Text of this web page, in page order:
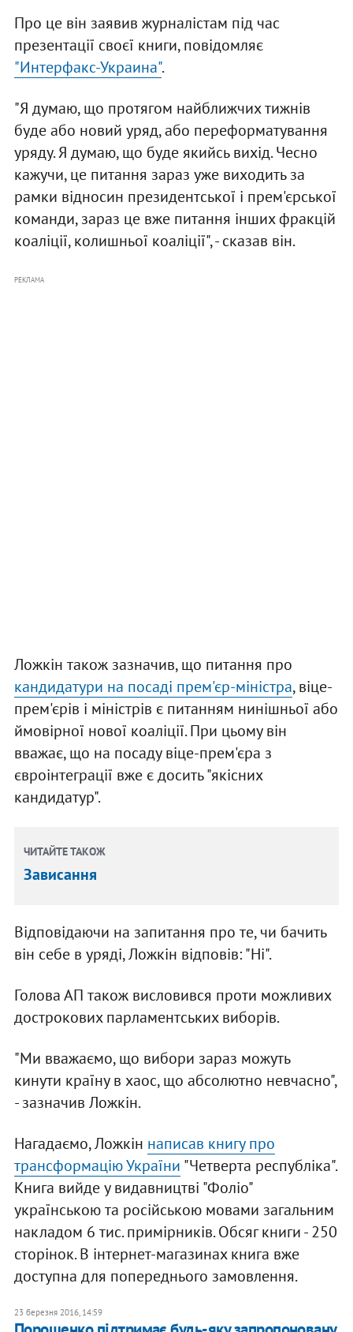
Про це він заявив журналістам під час
презентації своєї книги, повідомляє
"Интерфакс-Украина".
"Я думаю, що протягом найближчих тижнів
буде або новий уряд, або переформатування
уряду. Я думаю, що буде якийсь вихід. Чесно
кажучи, це питання зараз уже виходить за
рамки відносин президентської і прем'єрської
команди, зараз це вже питання інших фракцій
коаліції, колишньої коаліції", - сказав він.
РЕКЛАМА
Ложкін також зазначив, що питання про
кандидатури на посаді прем'єр-міністра, віце-
прем'єрів і міністрів є питанням нинішньої або
ймовірної нової коаліції. При цьому він
вважає, що на посаду віце-прем'єра з
євроінтеграції вже є досить "якісних
кандидатур".
ЧИТАЙТЕ ТАКОЖ
Зависання
Відповідаючи на запитання про те, чи бачить
він себе в уряді, Ложкін відповів: "Ні".
Голова АП також висловився проти можливих
дострокових парламентських виборів.
"Ми вважаємо, що вибори зараз можуть
кинути країну в хаос, що абсолютно невчасно",
- зазначив Ложкін.
Нагадаємо, Ложкін написав книгу про
трансформацію України "Четверта республіка".
Книга вийде у видавництві "Фоліо"
українською та російською мовами загальним
накладом 6 тис. примірників. Обсяг книги - 250
сторінок. В інтернет-магазинах книга вже
доступна для попереднього замовлення.
23 березня 2016, 14:59